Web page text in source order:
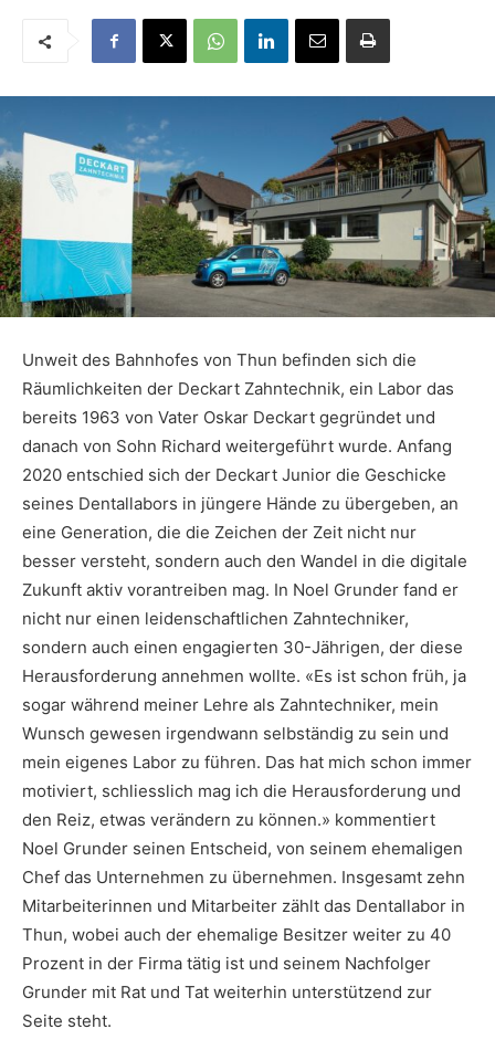
Unweit des Bahnhofes von Thun befinden sich die
Räumlichkeiten der Deckart Zahntechnik, ein Labor das
bereits 1963 von Vater Oskar Deckart gegründet und
danach von Sohn Richard weitergeführt wurde. Anfang
2020 entschied sich der Deckart Junior die Geschicke
seines Dentallabors in jüngere Hände zu übergeben, an
eine Generation, die die Zeichen der Zeit nicht nur
besser versteht, sondern auch den Wandel in die digitale
Zukunft aktiv vorantreiben mag. In Noel Grunder fand er
nicht nur einen leidenschaftlichen Zahntechniker,
sondern auch einen engagierten 30-Jährigen, der diese
Herausforderung annehmen wollte. «Es ist schon früh, ja
sogar während meiner Lehre als Zahntechniker, mein
Wunsch gewesen irgendwann selbständig zu sein und
mein eigenes Labor zu führen. Das hat mich schon immer
motiviert, schliesslich mag ich die Herausforderung und
den Reiz, etwas verändern zu können.» kommentiert
Noel Grunder seinen Entscheid, von seinem ehemaligen
Chef das Unternehmen zu übernehmen. Insgesamt zehn
Mitarbeiterinnen und Mitarbeiter zählt das Dentallabor in
Thun, wobei auch der ehemalige Besitzer weiter zu 40
Prozent in der Firma tätig ist und seinem Nachfolger
Grunder mit Rat und Tat weiterhin unterstützend zur
Seite steht.